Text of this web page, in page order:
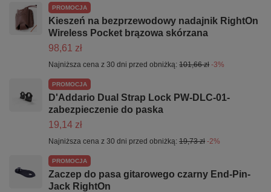
PROMOCJA
Kieszeń na bezprzewodowy nadajnik RightOn
Wireless Pocket brązowa skórzana
98,61 zł
Najniższa cena z 30 dni przed obniżką: 101,66 zł -3%
PROMOCJA
D'Addario Dual Strap Lock PW-DLC-01-
zabezpieczenie do paska
19,14 zł
Najniższa cena z 30 dni przed obniżką: 19,73 zł -2%
PROMOCJA
Zaczep do pasa gitarowego czarny End-Pin-
Jack RightOn